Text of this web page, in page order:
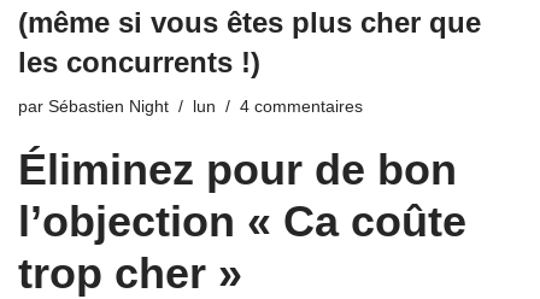
(même si vous êtes plus cher que
les concurrents !)
par Sébastien Night lun 4 commentaires
Éliminez pour de bon
l’objection « Ca coûte
trop cher »